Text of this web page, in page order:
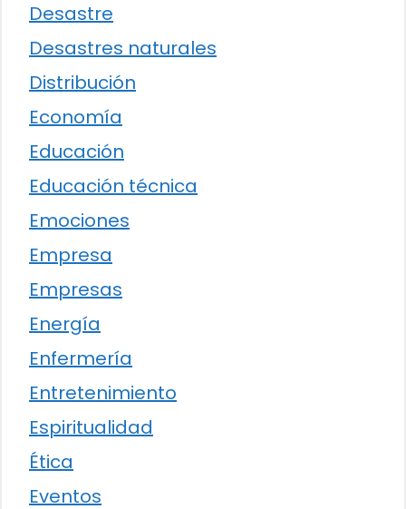
Desastre
Desastres naturales
Distribución
Economía
Educación
Educación técnica
Emociones
Empresa
Empresas
Energía
Enfermería
Entretenimiento
Espiritualidad
Ética
Eventos